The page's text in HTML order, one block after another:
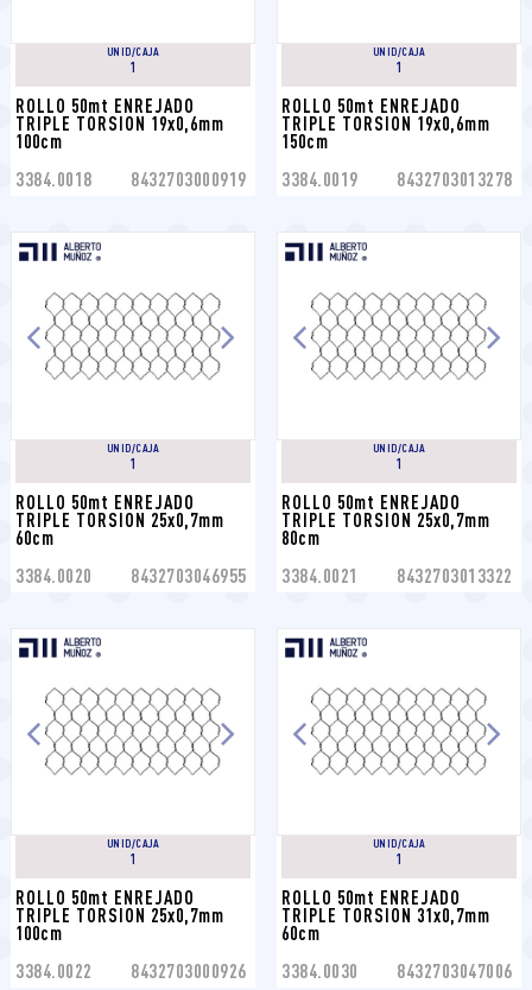
UNID/CAJA
1
ROLLO 50mt ENREJADO
TRIPLE TORSION 19x0,6mm
100cm
3384.0018 8432703000919
UNID/CAJA
1
ROLLO 50mt ENREJADO
TRIPLE TORSION 19x0,6mm
150cm
3384.0019 8432703013278
UNID/CAJA
1
ROLLO 50mt ENREJADO
TRIPLE TORSION 25x0,7mm
60cm
3384.0020 8432703046955
UNID/CAJA
1
ROLLO 50mt ENREJADO
TRIPLE TORSION 25x0,7mm
80cm
3384.0021 8432703013322
UNID/CAJA
1
ROLLO 50mt ENREJADO
TRIPLE TORSION 25x0,7mm
100cm
3384.0022 8432703000926
UNID/CAJA
1
ROLLO 50mt ENREJADO
TRIPLE TORSION 31x0,7mm
60cm
3384.0030 8432703047006